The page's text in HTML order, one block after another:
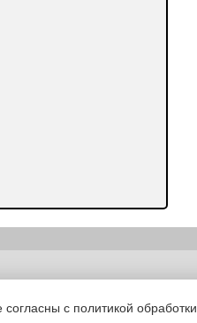
|E-mail
с политикой обработки,